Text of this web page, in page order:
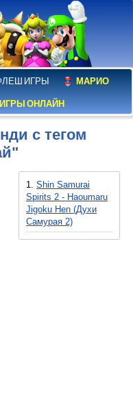
ИГРЫ МАРИО
ИГРЫ ОНЛАЙН
с тегом
1.Shin Samurai
Spirits 2 - Haoumaru
Jigoku Hen (Духи
Самурая 2)